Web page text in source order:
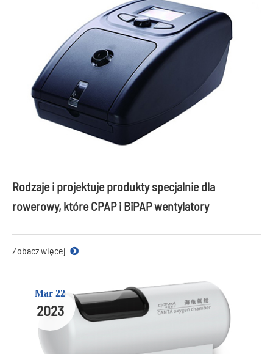
Rodzaje i projektuje produkty specjalnie dla
rowerowy, które CPAP i BiPAP wentylatory
Zobacz więcej
Mar 22
2023